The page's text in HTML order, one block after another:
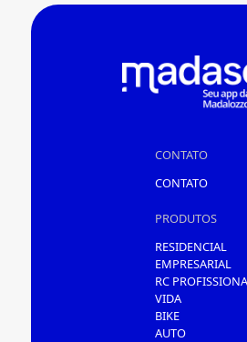
CONTATO
CONTATO
PRODUTOS
RESIDENCIAL
EMPRESARIAL
RC
VIDA
BIKE
AUTO